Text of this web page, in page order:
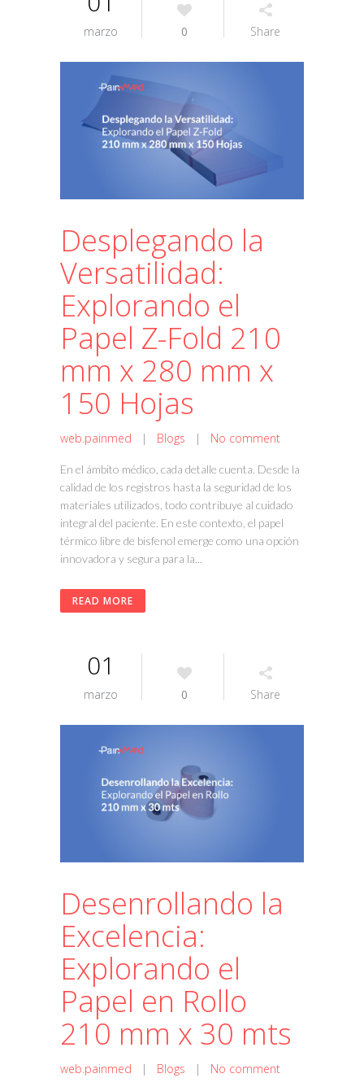
marzo 0 Share
Desplegando la
Versatilidad:
Explorando el
Papel Z-Fold 210
mm x 280 mm x
150 Hojas
web.painmed | Blogs | No comment
En el ámbito médico, cada detalle cuenta. Desde la
calidad de los registros hasta la seguridad de los
materiales utilizados, todo contribuye al cuidado
integral del paciente. En este contexto, el papel
térmico libre de bisfenol emerge como una opción
innovadora y segura para la...
READ MORE
01
marzo 0 Share
Desenrollando la
Excelencia:
Explorando el
Papel en Rollo
210 mm x 30 mts
web.painmed | Blogs | No comment